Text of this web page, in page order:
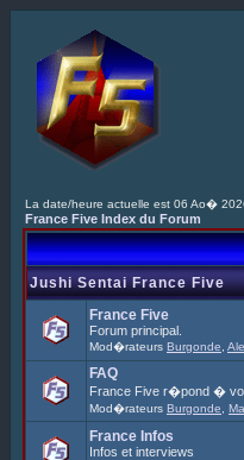
La date/heure actuelle est 06 Ao�
France Five Index du Forum
Jushi Sentai France Five
France Five
Forum principal.
Mod�rateurs Burgonde
FAQ
France Five r�pond �
Mod�rateurs Burgonde
France Infos
Infos et interviews